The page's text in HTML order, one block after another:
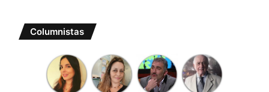
Columnistas